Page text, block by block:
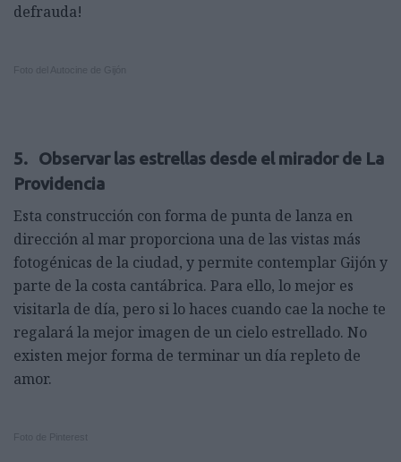
defrauda!
Foto del Autocine de Gijón
5. Observar las estrellas desde el mirador de La
Providencia
Esta construcción con forma de punta de lanza en
dirección al mar proporciona una de las vistas más
fotogénicas de la ciudad, y permite contemplar Gijón y
parte de la costa cantábrica. Para ello, lo mejor es
visitarla de día, pero si lo haces cuando cae la noche te
regalará la mejor imagen de un cielo estrellado. No
existen mejor forma de terminar un día repleto de
amor.